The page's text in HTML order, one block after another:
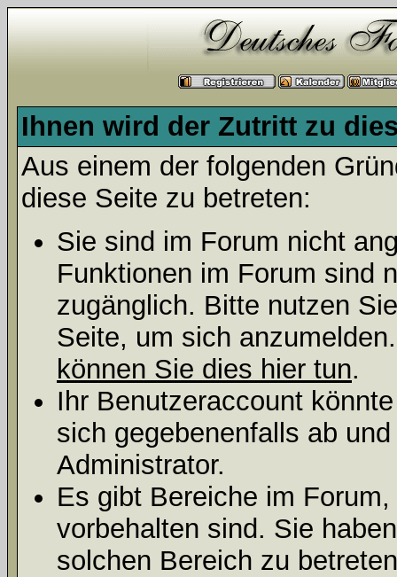
Ihnen wird der Zutritt zu
Aus einem der folgenden
diese Seite zu betreten:
Sie sind im Forum nicht
Funktionen im Forum sind
zugänglich. Bitte nutzen
Seite, um sich
können Sie dies hier tun.
Ihr Benutzeraccount
sich gegebenenfalls ab
Administrator.
Es gibt Bereiche im
vorbehalten sind. Sie
solchen Bereich zu